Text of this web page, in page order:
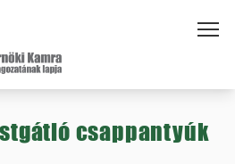
csappantyúk